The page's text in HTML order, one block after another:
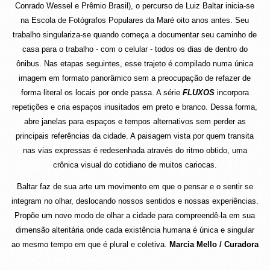
Conrado Wessel e Prêmio Brasil), o percurso de Luiz Baltar inicia-se
na Escola de Fotógrafos Populares da Maré oito anos antes. Seu
trabalho singulariza-se quando começa a documentar seu caminho de
casa para o trabalho - com o celular - todos os dias de dentro do
ônibus. Nas etapas seguintes, esse trajeto é compilado numa única
imagem em formato panorâmico sem a preocupação de refazer de
forma literal os locais por onde passa. A série FLUXOS incorpora
repetições e cria espaços inusitados em preto e branco. Dessa forma,
abre janelas para espaços e tempos alternativos sem perder as
principais referências da cidade. A paisagem vista por quem transita
nas vias expressas é redesenhada através do ritmo obtido, uma
crônica visual do cotidiano de muitos cariocas.
Baltar faz de sua arte um movimento em que o pensar e o sentir se
integram no olhar, deslocando nossos sentidos e nossas experiências.
Propõe um novo modo de olhar a cidade para compreendê-la em sua
dimensão alteritária onde cada existência humana é única e singular
ao mesmo tempo em que é plural e coletiva. Marcia Mello / Curadora